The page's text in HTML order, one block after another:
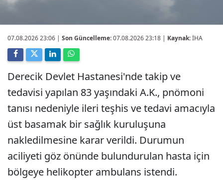
07.08.2026 23:06 | Son Güncelleme:07.08.2026 23:18 | Kaynak:İHA
Derecik Devlet Hastanesi'nde takip ve
tedavisi yapılan 83 yaşındaki A.K., pnömoni
tanısı nedeniyle ileri teşhis ve tedavi amacıyla
üst basamak bir sağlık kuruluşuna
nakledilmesine karar verildi. Durumun
aciliyeti göz önünde bulundurulan hasta için
bölgeye helikopter ambulans istendi.